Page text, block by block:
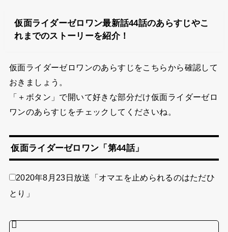
仮面ライダーゼロワン最新話44話のあらすじやこ
れまでのストーリーを紹介！
仮面ライダーゼロワンのあらすじをこちらから確認して
おきましょう。
「＋ボタン」で開いて好きな部分だけ仮面ライダーゼロ
ワンのあらすじをチェックしてくださいね。
仮面ライダーゼロワン「第44話」
2020年8月23日放送「オマエを止められるのはただひ
とり」